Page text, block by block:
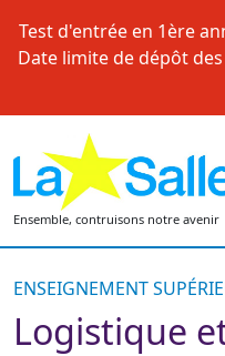
content
Test d'entrée en 1ère
Date limite de dépôt
Ensemble, contruisons notre avenir
ENSEIGNEMENT
Logistique